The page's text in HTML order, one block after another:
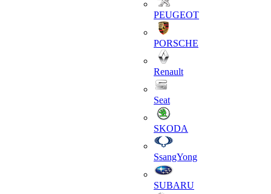
PEUGEOT
PORSCHE
Renault
Seat
SKODA
SsangYong
SUBARU